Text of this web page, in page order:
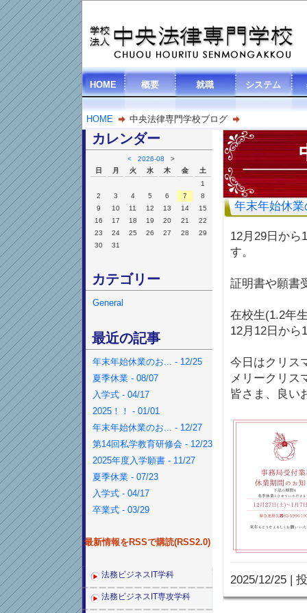
HOME 概要 就職 システム
HOME 中央法律専門学校ブログ
年末年始休
12月29日から
す。
証明書や願書
在校生(1.2年
12月12日から
今日はクリス
メリークリ
皆さま、良い
2025/12/25 |
カレンダー
< 2026-08 >
日
月 火 水 木 金
土
1
2
3 4 5 6 7
8
9
10 11 12 13 14
15
16
17 18 19 20 21
22
23
24 25 26 27 28
29
30
31
カテゴリー
General
最近の記事
年末年始休業のお... - 12/25
夏季休業 - 08/07
入学式 - 04/17
2025！！ - 01/01
年末年始休業のお... - 12/27
第14回私学教育研修会 - 12/23
2025年度入学願書 - 11/27
夏季休業 - 07/23
入学式 - 04/17
卒業式 - 03/29
最新情報をRSSで購読(RSS2.0)
法務ビジネスIT学科
法務ビジネスIT専攻学科